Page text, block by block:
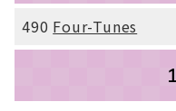
490 Four-Tunes